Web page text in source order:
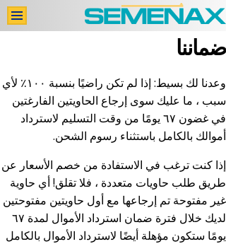
تقييمات المستخدمين
دراسات طبِّيَّة
المكوِّنات
الرئيسية
ضماننا
وعدنا لك بسيط: إذا لم تكن راضيًا بنسبة ١٠٠٪ لأي
سبب ، ما عليك سوى إرجاع الحاويتين الفارغتين
في غضون ٦٧ يومًا من وقت التسليم لاسترداد
أموالك بالكامل باستثناء رسوم الشحن.
إذا كنت ترغب في الاستفادة من خصم الأسعار عن
طريق طلب حاويات متعددة ، فلا تقلق! أي حاوية
غير مفتوحة تم إرجاعها مع أول حاويتين مفتوحتين
لديك خلال فترة ضمان استرداد الأموال لمدة ٦٧
يومًا ستكون مؤهلة أيضًا لاسترداد الأموال بالكامل